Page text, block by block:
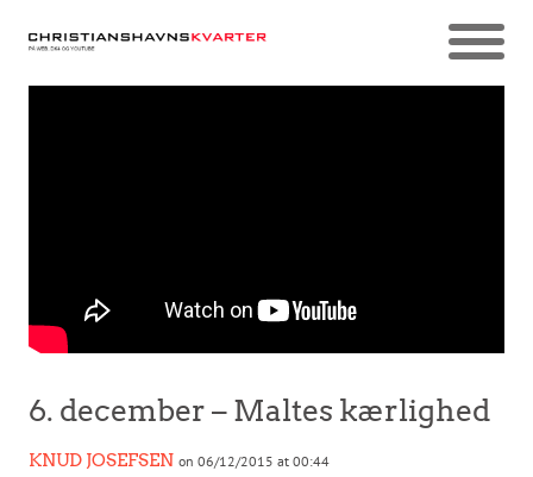
6. december – Maltes kærlighed
KNUD JOSEFSEN on 06/12/2015 at 00:44